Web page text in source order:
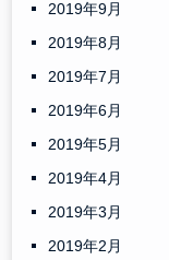
2019年9月
2019年8月
2019年7月
2019年6月
2019年5月
2019年4月
2019年3月
2019年2月